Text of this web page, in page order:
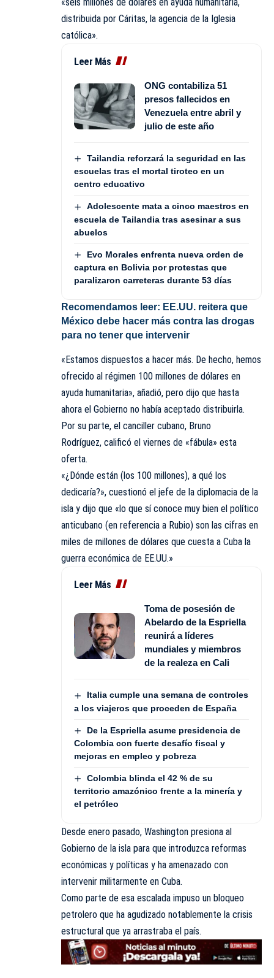
distribuida por Cáritas, la agencia de la Iglesia
católica».
Leer Más
ONG contabiliza 51
presos fallecidos en
Venezuela entre abril y
julio de este año
Tailandia reforzará la seguridad en las
escuelas tras el mortal tiroteo en un
centro educativo
Adolescente mata a cinco maestros en
escuela de Tailandia tras asesinar a sus
abuelos
Evo Morales enfrenta nueva orden de
captura en Bolivia por protestas que
paralizaron carreteras durante 53 días
Recomendamos leer: EE.UU. reitera que
México debe hacer más contra las drogas
para no tener que intervenir
«Estamos dispuestos a hacer más. De hecho, hemos
ofrecido al régimen 100 millones de dólares en
ayuda humanitaria», añadió, pero dijo que hasta
ahora el Gobierno no había aceptado distribuirla.
Por su parte, el canciller cubano, Bruno
Rodríguez, calificó el viernes de «fábula» esta
oferta.
«¿Dónde están (los 100 millones), a qué los
dedicaría?», cuestionó el jefe de la diplomacia de la
isla y dijo que «lo que sí conoce muy bien el político
anticubano (en referencia a Rubio) son las cifras en
miles de millones de dólares que cuesta a Cuba la
guerra económica de EE.UU.»
Leer Más
Toma de posesión de
Abelardo de la Espriella
reunirá a líderes
mundiales y miembros
de la realeza en Cali
Italia cumple una semana de controles
a los viajeros que proceden de España
De la Espriella asume presidencia de
Colombia con fuerte desafío fiscal y
mejoras en empleo y pobreza
Colombia blinda el 42 % de su
territorio amazónico frente a la minería y
el petróleo
Desde enero pasado, Washington presiona al
Gobierno de la isla para que introduzca reformas
económicas y políticas y ha amenazado con
intervenir militarmente en Cuba.
Como parte de esa escalada impuso un bloqueo
petrolero que ha agudizado notablemente la crisis
estructural que ya arrastraba el país.